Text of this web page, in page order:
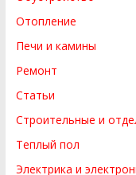
Отопление
Печи и камины
Ремонт
Статьи
Строительные и
Теплый пол
Электрика и